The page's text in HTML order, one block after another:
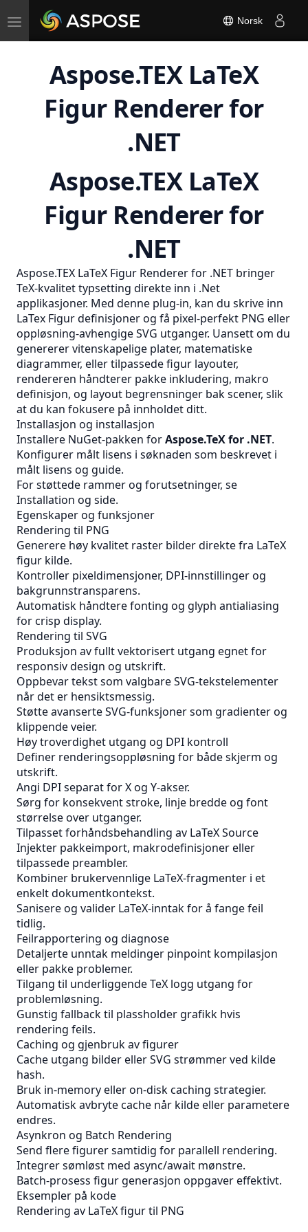
Toggle
navigation
Norsk
Aspose.TEX LaTeX
Figur Renderer for
.NET
Aspose.TEX LaTeX
Figur Renderer for
.NET
Aspose.TEX LaTeX Figur Renderer for .NET bringer
TeX-kvalitet typsetting direkte inn i .Net
applikasjoner. Med denne plug-in, kan du skrive inn
LaTex Figur definisjoner og få pixel-perfekt PNG eller
oppløsning-avhengige SVG utganger. Uansett om du
genererer vitenskapelige plater, matematiske
diagrammer, eller tilpassede figur layouter,
rendereren håndterer pakke inkludering, makro
definisjon, og layout begrensninger bak scener, slik
at du kan fokusere på innholdet ditt.
Installasjon og installasjon
Installere NuGet-pakken forAspose.TeX for .NET.
Konfigurer målt lisens i søknaden som beskrevet i
målt lisens og guide.
For støttede rammer og forutsetninger, se
Installation og side.
Egenskaper og funksjoner
Rendering til PNG
Generere høy kvalitet raster bilder direkte fra LaTeX
figur kilde.
Kontroller pixeldimensjoner, DPI-innstillinger og
bakgrunnstransparens.
Automatisk håndtere fonting og glyph antialiasing
for crisp display.
Rendering til SVG
Produksjon av fullt vektorisert utgang egnet for
responsiv design og utskrift.
Oppbevar tekst som valgbare SVG-tekstelementer
når det er hensiktsmessig.
Støtte avanserte SVG-funksjoner som gradienter og
klippende veier.
Høy troverdighet utgang og DPI kontroll
Definer renderingsoppløsning for både skjerm og
utskrift.
Angi DPI separat for X og Y-akser.
Sørg for konsekvent stroke, linje bredde og font
størrelse over utganger.
Tilpasset forhåndsbehandling av LaTeX Source
Injekter pakkeimport, makrodefinisjoner eller
tilpassede preambler.
Kombiner brukervennlige LaTeX-fragmenter i et
enkelt dokumentkontekst.
Sanisere og valider LaTeX-inntak for å fange feil
tidlig.
Feilrapportering og diagnose
Detaljerte unntak meldinger pinpoint kompilasjon
eller pakke problemer.
Tilgang til underliggende TeX logg utgang for
problemløsning.
Gunstig fallback til plassholder grafikk hvis
rendering feils.
Caching og gjenbruk av figurer
Cache utgang bilder eller SVG strømmer ved kilde
hash.
Bruk in-memory eller on-disk caching strategier.
Automatisk avbryte cache når kilde eller parametere
endres.
Asynkron og Batch Rendering
Send flere figurer samtidig for parallell rendering.
Integrer sømløst med async/await mønstre.
Batch-prosess figur generasjon oppgaver effektivt.
Eksempler på kode
Rendering av LaTeX figur til PNG